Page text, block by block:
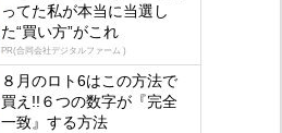
ってた私が本当に当選し
た“買い方”がこれ
PR(合同会社デジタルファーム )
８月のロト6はこの方法で
買え!!６つの数字が『完全
一致』する方法